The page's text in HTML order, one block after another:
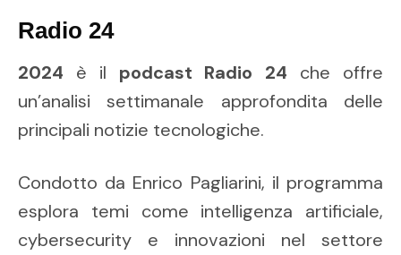
Radio 24
2024 è il podcast Radio 24 che offre
un’analisi settimanale approfondita delle
principali notizie tecnologiche.
Condotto da Enrico Pagliarini, il programma
esplora temi come intelligenza artificiale,
cybersecurity e innovazioni nel settore